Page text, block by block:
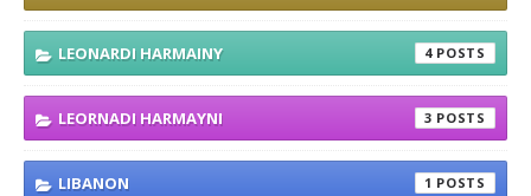
LEONARDI HARMAINY 4
LEORNADI HARMAYNI 3
LIBANON 1